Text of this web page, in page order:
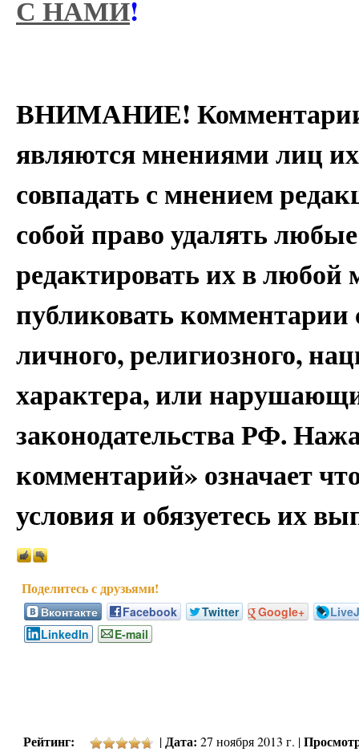
С НАМИ!
ВНИМАНИЕ! Комментарии
являются мнениями лиц
совпадать с мнением
собой право удалять
редактировать их в
публиковать
личного, религиозного,
характера, или
законодательства РФ.
комментарий» означает
условия и обязуетесь их
Вконтакте Facebook Twitter Google+
LinkedIn
E-mail
Рейтинг: |Дата: 27 ноября 2013 г. |